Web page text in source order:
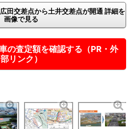
田交差点から土井交差点が開通 詳細を
画像で見る
の査定額を確認する（PR・外
部リンク）